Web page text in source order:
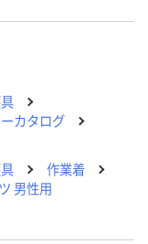
）まで 8月24日（月）
ゴへ
カタログ
作業着
男性用